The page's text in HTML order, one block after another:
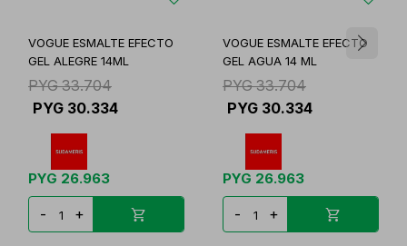
VOGUE ESMALTE EFECTO
GEL ALEGRE 14ML
PYG 33.704
PYG 30.334
PYG 26.963
- +
VOGUE ESMALTE EFECTO
GEL AGUA 14 ML
PYG 33.704
PYG 30.334
PYG 26.963
- +